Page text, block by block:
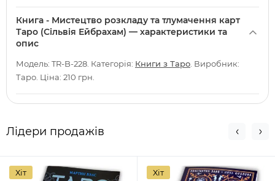
Книга - Мистецтво розкладу та тлумачення карт
Таро (Сільвія Ейбрахам) — характеристики та
опис
Модель: TR-B-228. Категорія: Книги з Таро . Виробник:
Таро. Ціна: 210 грн.
Лідери продажів
Хіт Хіт